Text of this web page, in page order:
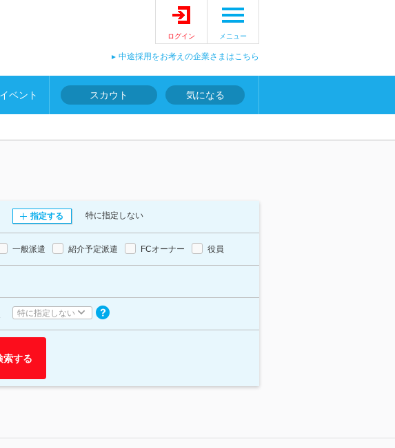
ログイン メニュー
中途採用をお考えの企業さまはこちら
ベント スカウト 気になる
指定する 特に指定しない
一般派遣 紹介予定派遣 FCオーナー 役員
特に指定しない
索する